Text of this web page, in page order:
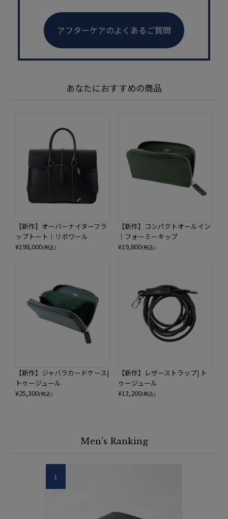
アフターケアのよくあるご質問
あなたにおすすめの商品
【新作】オーバーナイターフラ
ップトート｜リボワール
¥198,000(税込)
【新作】コンパクトオールイン
｜フォーミーキップ
¥19,800(税込)
【新作】ジャバラカードケース|
トゥージュール
¥25,300(税込)
【新作】レザーストラップ| ト
ゥージュール
¥13,200(税込)
Men's Ranking
1